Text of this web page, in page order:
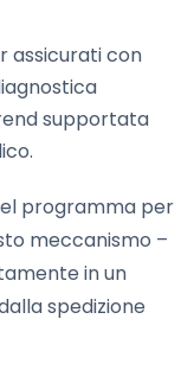
assicurati con
supportata
programma per
meccanismo –
in un
spedizione